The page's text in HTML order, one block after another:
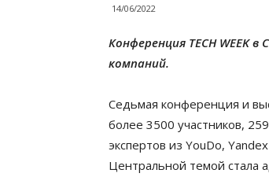
14/06/2022
Конференция TECH WEEK
компаний.
Седьмая конференция и
более 3500 участников,
экспертов из YouDo,
Центральной темой стала